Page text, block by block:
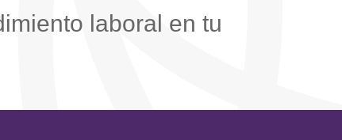
laboral en tu